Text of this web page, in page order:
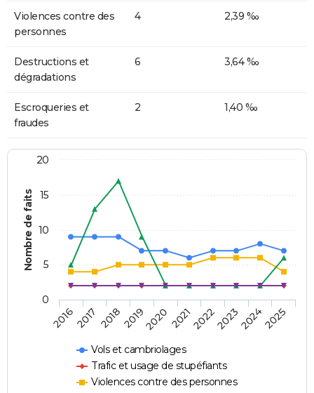
Violences contre des
personnes
4 2,39 ‰
Destructions et
dégradations
6 3,64 ‰
Escroqueries et
fraudes
2 1,40 ‰
Nombre de faits
Vols et cambriolages
Trafic et usage de stupéfiants
Violences contre des personnes
20162017 20182019202020212022202320242025
0
5
10
15
20